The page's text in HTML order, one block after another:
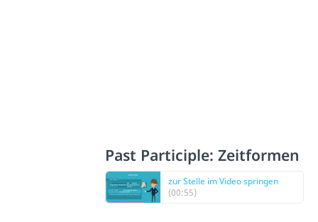
Past Participle: Zeitformen
zur Stelle im Video springen
(00:55)